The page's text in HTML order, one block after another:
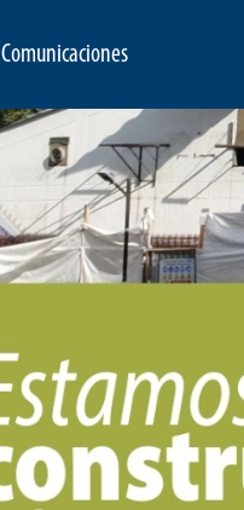
Comunicaciones